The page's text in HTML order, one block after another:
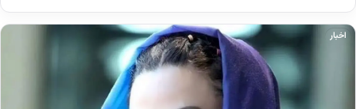
اخبار